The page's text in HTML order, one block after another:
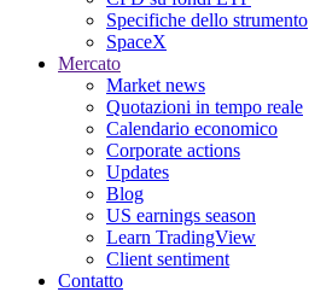
Specifiche dello strumento
SpaceX
Mercato
Market news
Quotazioni in tempo reale
Calendario economico
Corporate actions
Updates
Blog
US earnings season
Learn TradingView
Client sentiment
Contatto